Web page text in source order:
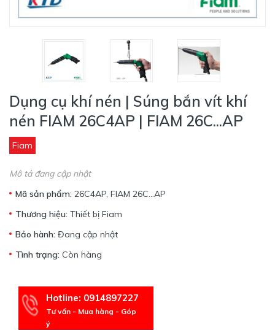
Dụng cụ khí nén | Súng bắn vít khí
nén FIAM 26C4AP | FIAM 26C...AP
Fiam
Mô tả đang cập nhật
Mã sản phẩm: 26C4AP, FIAM 26C...AP
Thương hiệu: Thiết bị Fiam
Bảo hành: Đang cập nhật
Tình trạng: Còn hàng
Hotline: 0914897227
Tư vấn - Mua hàng - Góp
ý